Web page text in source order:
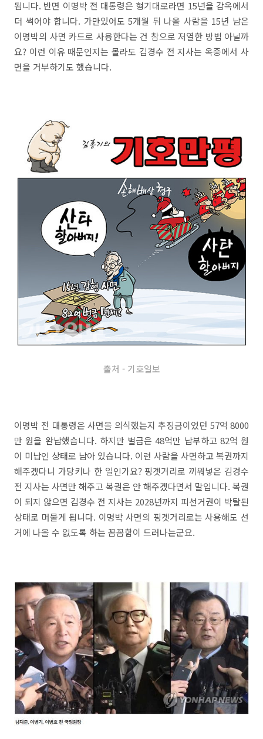
됩니다. 반면 이명박 전 대통령은 형기대로라면 15년을 감옥에서
더 썩어야 합니다. 가만있어도 5개월 뒤 나올 사람을 15년 남은
이명박의 사면 카드로 사용한다는 건 참으로 저열한 방법 아닐까
요? 이런 이유 때문인지는 몰라도 김경수 전 지사는 옥중에서 사
면을 거부하기도 했습니다.
출처 - 기호일보
이명박 전 대통령은 사면을 의식했는지 추징금이었던 57억 8000
만 원을 완납했습니다. 하지만 벌금은 48억만 납부하고 82억 원
이 미납인 상태로 남아 있습니다. 이런 사람을 사면하고 복권까지
해주겠다니 가당키나 한 일인가요? 핑곗거리로 끼워넣은 김경수
전 지사는 사면만 해주고 복권은 안 해주겠다면서 말입니다. 복권
이 되지 않으면 김경수 전 지사는 2028년까지 피선거권이 박탈된
상태로 머물게 됩니다. 이명박 사면의 핑곗거리로는 사용해도 선
거에 나올 수 없도록 하는 꼼꼼함이 드러나는군요.